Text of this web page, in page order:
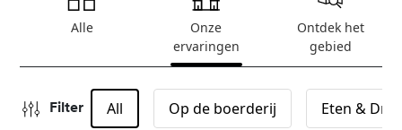
Alle
Onze
ervaringen
Ontdek het
gebied
Filter All Op de boerderij Eten &